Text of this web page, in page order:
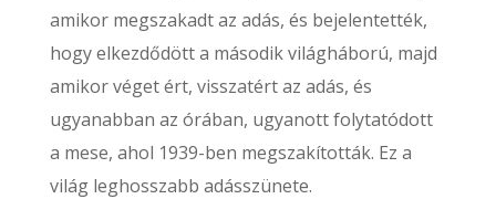
amikor megszakadt az adás, és bejelentették,
hogy elkezdődött a második világháború, majd
amikor véget ért, visszatért az adás, és
ugyanabban az órában, ugyanott folytatódott
a mese, ahol 1939-ben megszakították. Ez a
világ leghosszabb adásszünete.